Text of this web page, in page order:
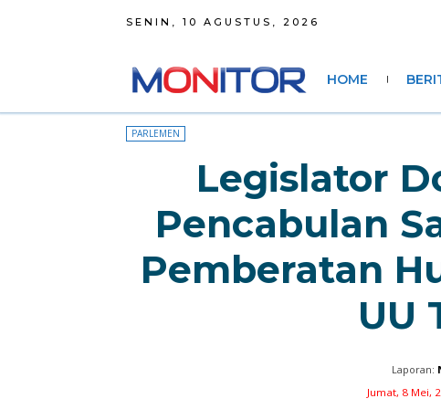
SENIN, 10 AGUSTUS, 2026
HOME
PARLEMEN
Legislator
Pencabulan
Pemberatan
UU
Laporan:
Jumat, 8 Mei,